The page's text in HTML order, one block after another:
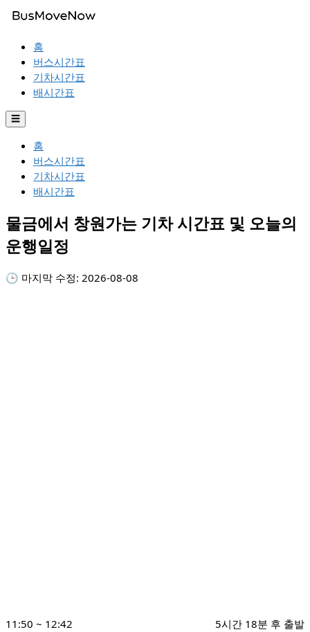
홈
버스시간표
기차시간표
배시간표
☰
홈
버스시간표
기차시간표
배시간표
물금에서 창원가는 기차 시간표 및 오늘의
운행일정
🕒 마지막 수정: 2026-08-08
11:50 ~ 12:42 5시간 18분 후 출발